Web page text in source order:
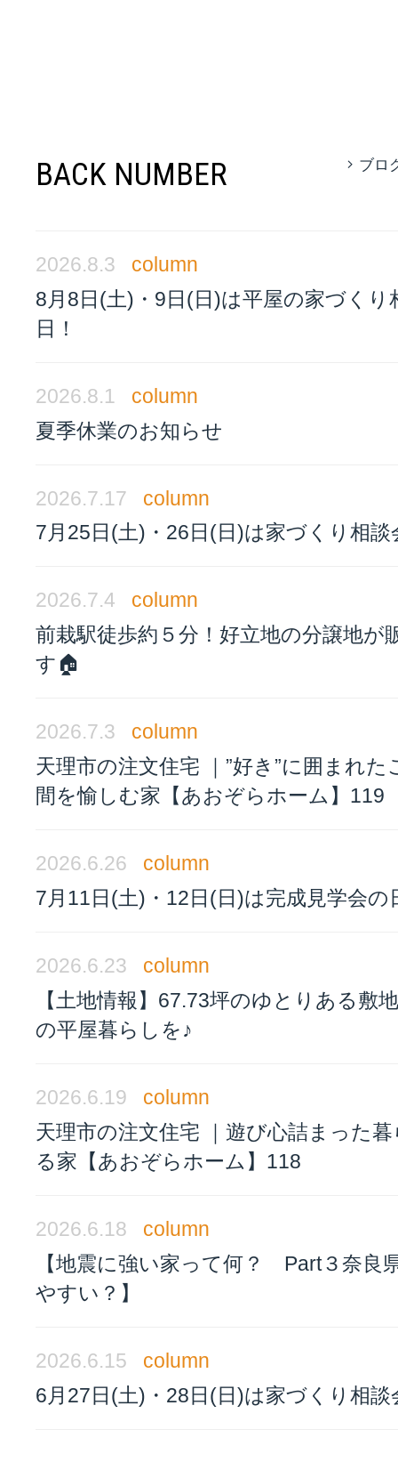
BACK NUMBER ブロ
2026.8.3
column
8月8日(土)・9日(日)は平屋の家づくり
日！
2026.8.1
column
夏季休業のお知らせ
2026.7.17
column
7月25日(土)・26日(日)は家づくり相談
2026.7.4
column
前栽駅徒歩約５分！好立地の分譲地が
す🏠
2026.7.3
column
天理市の注文住宅 ｜”好き”に囲まれた
間を愉しむ家【あおぞらホーム】119
2026.6.26
column
7月11日(土)・12日(日)は完成見学会の
2026.6.23
column
【土地情報】67.73坪のゆとりある敷
の平屋暮らしを♪
2026.6.19
column
天理市の注文住宅 ｜遊び心詰まった
る家【あおぞらホーム】118
2026.6.18
column
【地震に強い家って何？ Part３奈良
やすい？】
2026.6.15
column
6月27日(土)・28日(日)は家づくり相談